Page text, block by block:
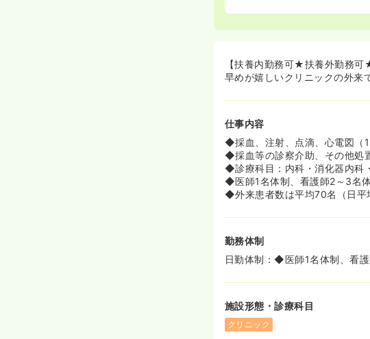
◆内視鏡に興味ある方大歓迎
【扶養内勤務可★扶養外勤務
早めが嬉しいクリニックの外来
仕事内容
◆採血、注射、点滴、心電図（
◆採血等の診察介助、その他処
◆診療科目：内科・消化器内科
◆医師1名体制、看護師2～3名
◆外来患者数は平均70名（日平
勤務体制
日勤体制：◆医師1名体制、看
施設形態・診療科目
クリニック